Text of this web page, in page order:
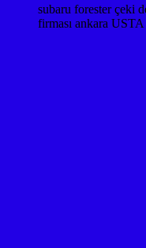
subaru forester çeki
firması ankara